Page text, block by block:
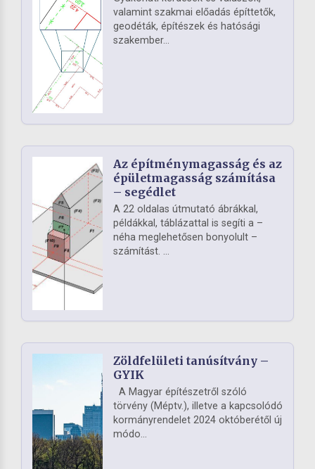
valamint szakmai előadás építtetők,
geodéták, építészek és hatósági
szakember...
Az építménymagasság és az
épületmagasság számítása
– segédlet
A 22 oldalas útmutató ábrákkal,
példákkal, táblázattal is segíti a –
néha meglehetősen bonyolult –
számítást. ...
Zöldfelületi tanúsítvány –
GYIK
A Magyar építészetről szóló
törvény (Méptv.), illetve a kapcsolódó
kormányrendelet 2024 októberétől új
módo...